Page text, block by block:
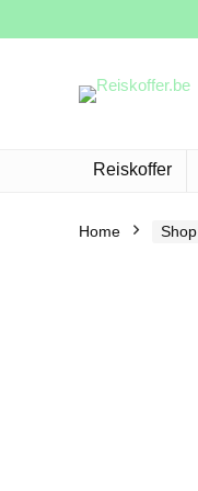
Reiskoffer
Home Shop